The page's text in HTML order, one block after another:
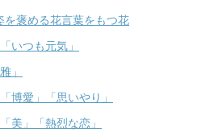
を褒める花言葉をもつ花
いつも元気」
」
博愛」「思いやり」
美」「熱烈な恋」